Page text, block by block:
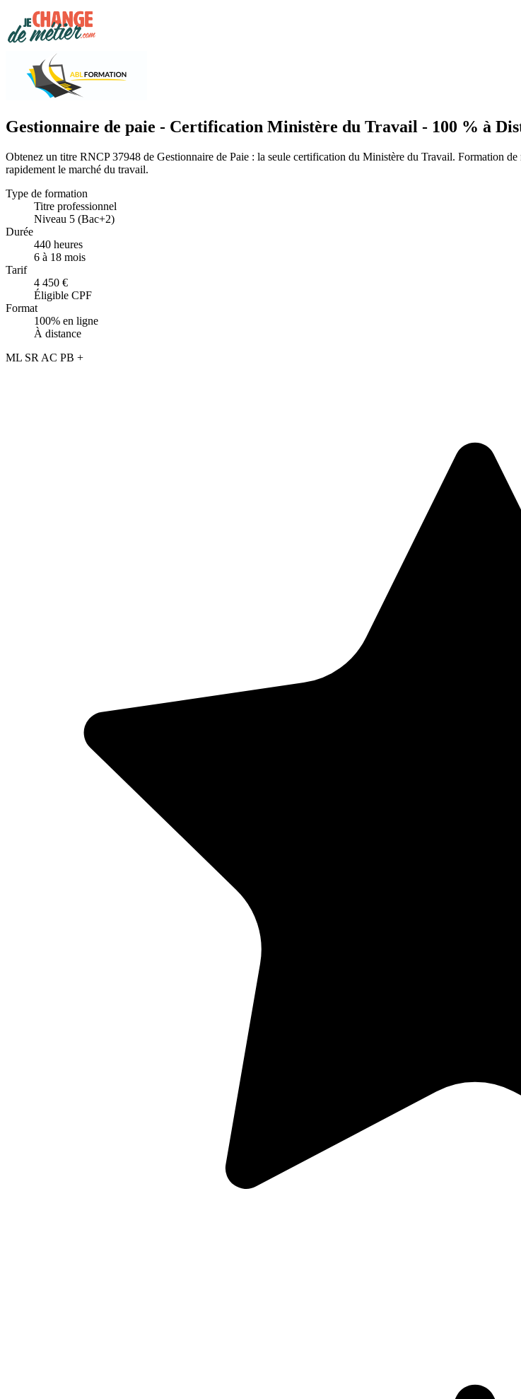
Gestionnaire de paie - Certification Ministère du Travail - 100 % à
Obtenez un titre RNCP 37948 de Gestionnaire de Paie : la seule certification du Ministère du Travail. Formation
rapidement le marché du travail.
Type de formation
Titre professionnel
Niveau 5 (Bac+2)
Durée
440 heures
6 à 18 mois
Tarif
4 450 €
Éligible CPF
Format
100% en ligne
À distance
ML SR AC PB +